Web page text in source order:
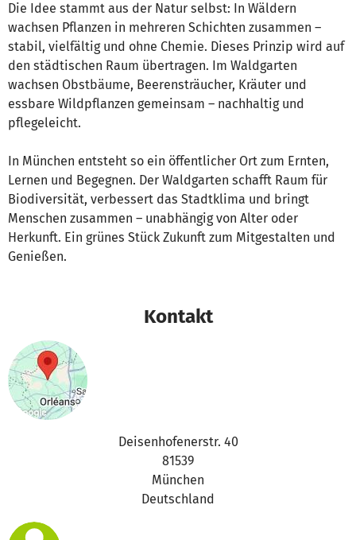
Die Idee stammt aus der Natur selbst: In Wäldern
wachsen Pflanzen in mehreren Schichten zusammen –
stabil, vielfältig und ohne Chemie. Dieses Prinzip wird auf
den städtischen Raum übertragen. Im Waldgarten
wachsen Obstbäume, Beerensträucher, Kräuter und
essbare Wildpflanzen gemeinsam – nachhaltig und
pflegeleicht.
In München entsteht so ein öffentlicher Ort zum Ernten,
Lernen und Begegnen. Der Waldgarten schafft Raum für
Biodiversität, verbessert das Stadtklima und bringt
Menschen zusammen – unabhängig von Alter oder
Herkunft. Ein grünes Stück Zukunft zum Mitgestalten und
Genießen.
Kontakt
Deisenhofenerstr. 40
81539
München
Deutschland